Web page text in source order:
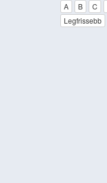
A
B C
Legfrissebb